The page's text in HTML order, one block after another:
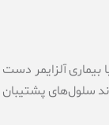
آلزایمر دست
پشتیبان